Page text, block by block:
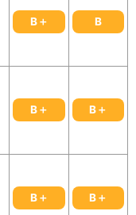
B＋ B
B＋ B＋
B＋ B＋